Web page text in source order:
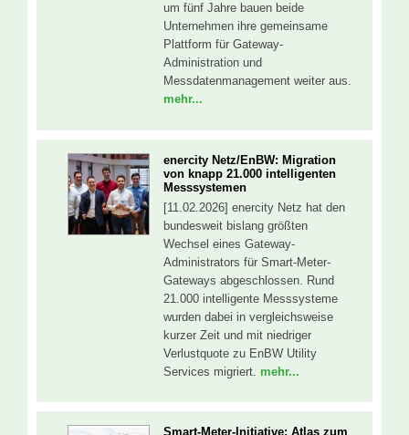
um fünf Jahre bauen beide
Unternehmen ihre gemeinsame
Plattform für Gateway-
Administration und
Messdatenmanagement weiter aus.
mehr...
enercity Netz/EnBW: Migration
von knapp 21.000 intelligenten
Messsystemen
[11.02.2026] enercity Netz hat den
bundesweit bislang größten
Wechsel eines Gateway-
Administrators für Smart-Meter-
Gateways abgeschlossen. Rund
21.000 intelligente Messsysteme
wurden dabei in vergleichsweise
kurzer Zeit und mit niedriger
Verlustquote zu EnBW Utility
Services migriert. mehr...
Smart-Meter-Initiative: Atlas zum